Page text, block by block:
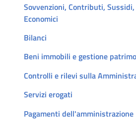
Sovvenzioni, Contributi,
Economici
Bilanci
Beni immobili e gestione
Controlli e rilevi sulla
Servizi erogati
Pagamenti dell'amministrazione